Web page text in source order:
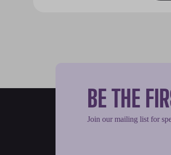
BE THE
Join our mailing list for